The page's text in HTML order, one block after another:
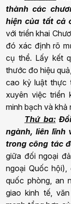
thành các
hiện của tất cả
với triển khai
đó xác định rõ
cụ thể. Lấy kết
thước đo hiệu
cao kỷ luật thực
xuyên việc triển
minh bạch và khả
Thứ ba:
ngành, liên lĩnh
trong công tác
giữa đối ngoại
ngoại Quốc
quốc phòng, an
giao kinh tế,